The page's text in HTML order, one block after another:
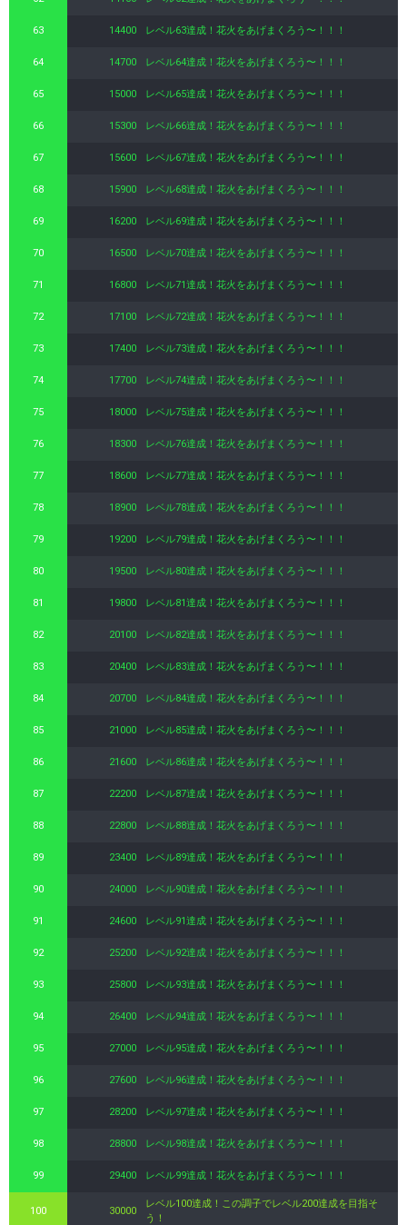
63 14400 レベル63達成！花火をあげまくろう〜！！！
64 14700 レベル64達成！花火をあげまくろう〜！！！
65 15000 レベル65達成！花火をあげまくろう〜！！！
66 15300 レベル66達成！花火をあげまくろう〜！！！
67 15600 レベル67達成！花火をあげまくろう〜！！！
68 15900 レベル68達成！花火をあげまくろう〜！！！
69 16200 レベル69達成！花火をあげまくろう〜！！！
70 16500 レベル70達成！花火をあげまくろう〜！！！
71 16800 レベル71達成！花火をあげまくろう〜！！！
72 17100 レベル72達成！花火をあげまくろう〜！！！
73 17400 レベル73達成！花火をあげまくろう〜！！！
74 17700 レベル74達成！花火をあげまくろう〜！！！
75 18000 レベル75達成！花火をあげまくろう〜！！！
76 18300 レベル76達成！花火をあげまくろう〜！！！
77 18600 レベル77達成！花火をあげまくろう〜！！！
78 18900 レベル78達成！花火をあげまくろう〜！！！
79 19200 レベル79達成！花火をあげまくろう〜！！！
80 19500 レベル80達成！花火をあげまくろう〜！！！
81 19800 レベル81達成！花火をあげまくろう〜！！！
82 20100 レベル82達成！花火をあげまくろう〜！！！
83 20400 レベル83達成！花火をあげまくろう〜！！！
84 20700 レベル84達成！花火をあげまくろう〜！！！
85 21000 レベル85達成！花火をあげまくろう〜！！！
86 21600 レベル86達成！花火をあげまくろう〜！！！
87 22200 レベル87達成！花火をあげまくろう〜！！！
88 22800 レベル88達成！花火をあげまくろう〜！！！
89 23400 レベル89達成！花火をあげまくろう〜！！！
90 24000 レベル90達成！花火をあげまくろう〜！！！
91 24600 レベル91達成！花火をあげまくろう〜！！！
92 25200 レベル92達成！花火をあげまくろう〜！！！
93 25800 レベル93達成！花火をあげまくろう〜！！！
94 26400 レベル94達成！花火をあげまくろう〜！！！
95 27000 レベル95達成！花火をあげまくろう〜！！！
96 27600 レベル96達成！花火をあげまくろう〜！！！
97 28200 レベル97達成！花火をあげまくろう〜！！！
98 28800 レベル98達成！花火をあげまくろう〜！！！
99 29400 レベル99達成！花火をあげまくろう〜！！！
100 30000
レベル100達成！この調子でレベル200達成を目指そ
う！